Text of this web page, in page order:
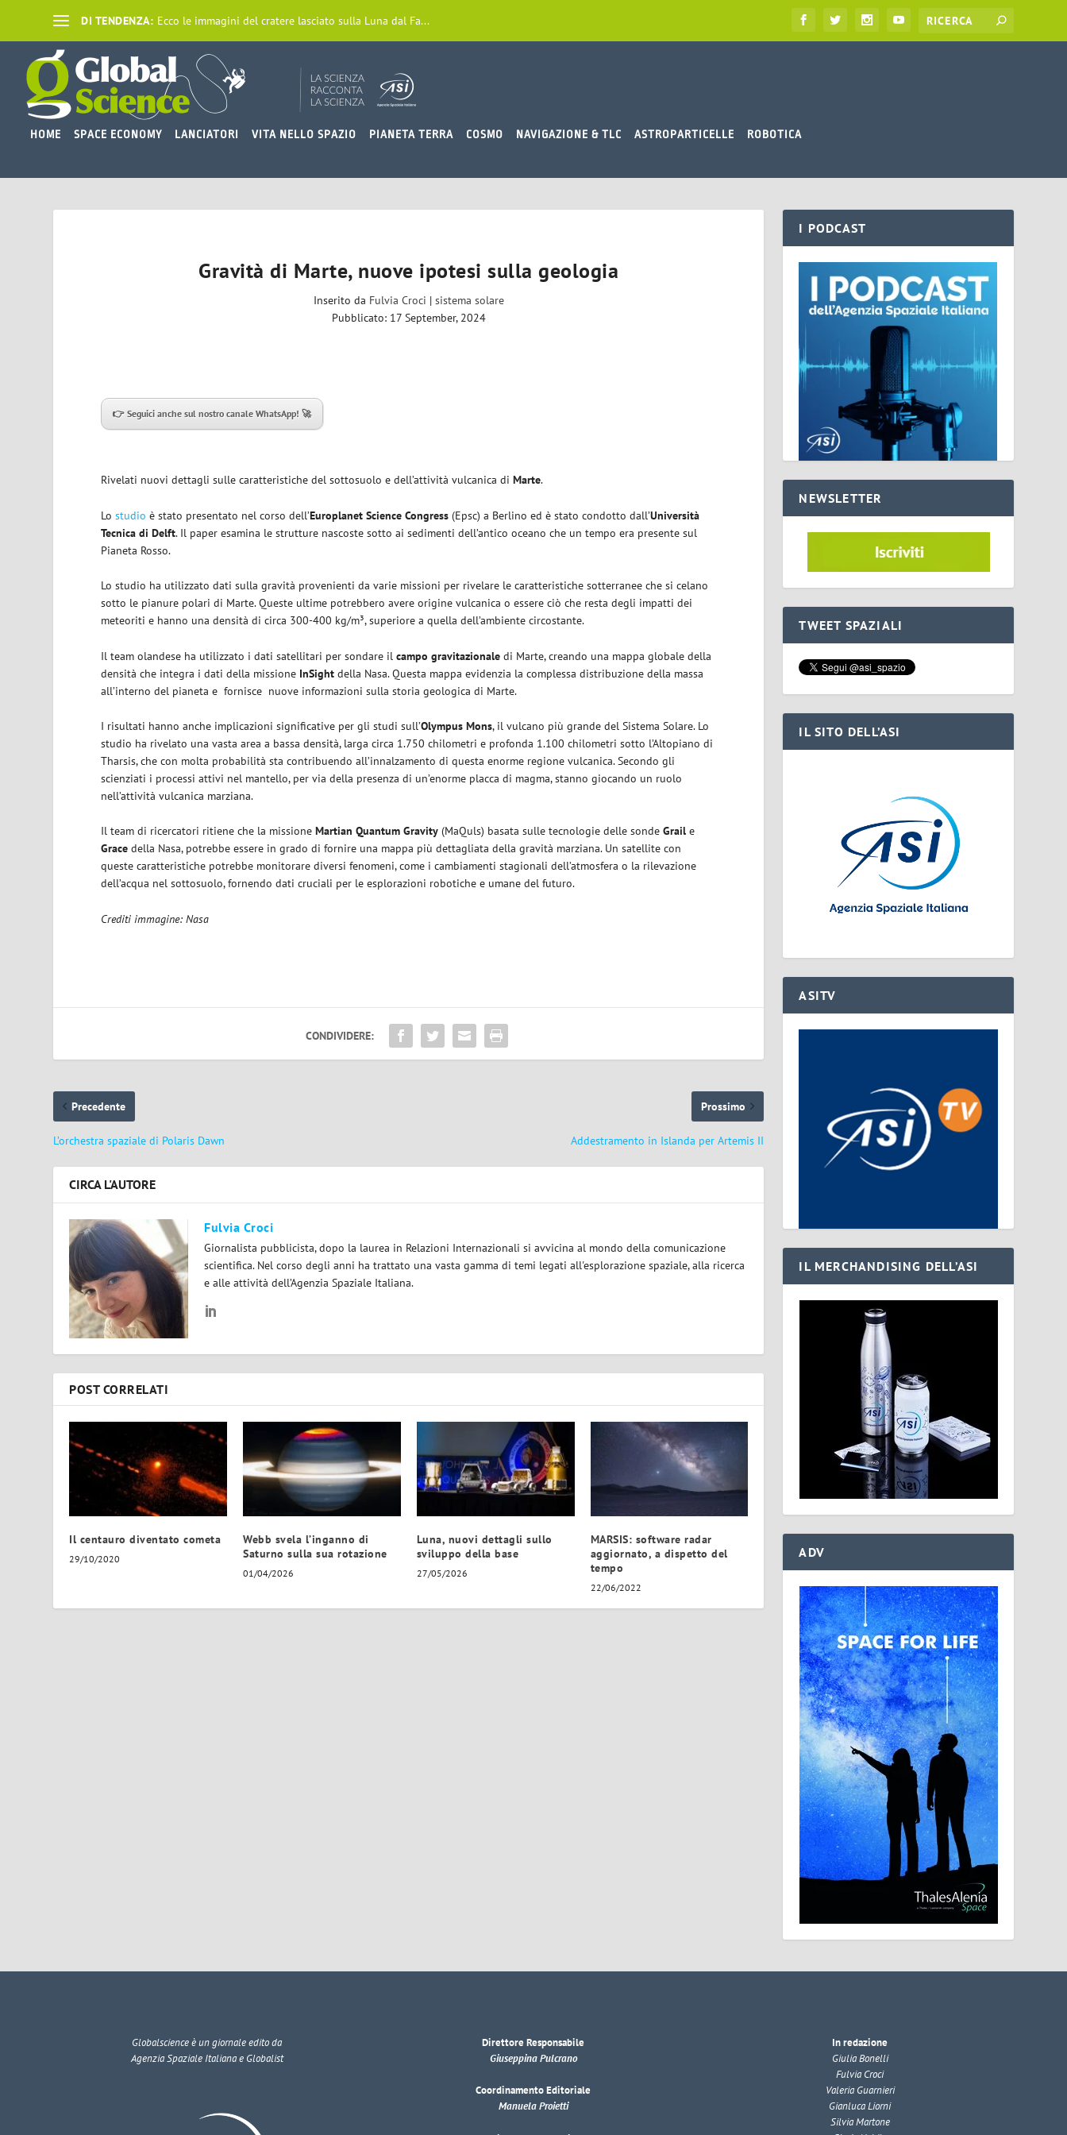
DI TENDENZA: Ecco le immagini del cratere lasciato sulla Luna dal Fa...
HOME SPACE ECONOMY LANCIATORI VITA NELLO SPAZIO PIANETA TERRA COSMO NAVIGAZIONE & TLC ASTROPARTICELLE ROBOTICA
Gravità di Marte, nuove ipotesi sulla geologia
Inserito da Fulvia Croci | sistema solare
Pubblicato: 17 September, 2024
👉 Seguici anche sul nostro canale WhatsApp! 🚀
Rivelati nuovi dettagli sulle caratteristiche del sottosuolo e dell’attività vulcanica diMarte.
Lostudio è stato presentato nel corso dell’Europlanet Science Congress (Epsc) a Berlino ed è stato condotto dall’Università
Tecnica di Delft. Il paper esamina le strutture nascoste sotto ai sedimenti dell’antico oceano che un tempo era presente sul
Pianeta Rosso.
Lo studio ha utilizzato dati sulla gravità provenienti da varie missioni per rivelare le caratteristiche sotterranee che si celano
sotto le pianure polari di Marte. Queste ultime potrebbero avere origine vulcanica o essere ciò che resta degli impatti dei
meteoriti e hanno una densità di circa 300-400 kg/m³, superiore a quella dell’ambiente circostante.
Il team olandese ha utilizzato i dati satellitari per sondare ilcampo gravitazionale di Marte, creando una mappa globale della
densità che integra i dati della missione InSight della Nasa. Questa mappa evidenzia la complessa distribuzione della massa
all’interno del pianeta e fornisce nuove informazioni sulla storia geologica di Marte.
I risultati hanno anche implicazioni significative per gli studi sull’Olympus Mons, il vulcano più grande del Sistema Solare. Lo
studio ha rivelato una vasta area a bassa densità, larga circa 1.750 chilometri e profonda 1.100 chilometri sotto l’Altopiano di
Tharsis, che con molta probabilità sta contribuendo all’innalzamento di questa enorme regione vulcanica. Secondo gli
scienziati i processi attivi nel mantello, per via della presenza di un’enorme placca di magma, stanno giocando un ruolo
nell’attività vulcanica marziana.
Il team di ricercatori ritiene che la missioneMartian Quantum Gravity (MaQuls) basata sulle tecnologie delle sondeGrail e
Grace della Nasa, potrebbe essere in grado di fornire una mappa più dettagliata della gravità marziana. Un satellite con
queste caratteristiche potrebbe monitorare diversi fenomeni, come i cambiamenti stagionali dell’atmosfera o la rilevazione
dell’acqua nel sottosuolo, fornendo dati cruciali per le esplorazioni robotiche e umane del futuro.
Crediti immagine: Nasa
CONDIVIDERE:
Precedente
L’orchestra spaziale di Polaris Dawn
Prossimo
Addestramento in Islanda per Artemis II
CIRCA L'AUTORE
Fulvia Croci
Giornalista pubblicista, dopo la laurea in Relazioni Internazionali si avvicina al mondo della comunicazione
scientifica. Nel corso degli anni ha trattato una vasta gamma di temi legati all'esplorazione spaziale, alla ricerca
e alle attività dell’Agenzia Spaziale Italiana.
POST CORRELATI
Il centauro diventato cometa
29/10/2020
Webb svela l’inganno di
Saturno sulla sua rotazione
01/04/2026
Luna, nuovi dettagli sullo
sviluppo della base
27/05/2026
MARSIS: software radar
aggiornato, a dispetto del
tempo
22/06/2022
I PODCAST
NEWSLETTER
TWEET SPAZIALI
IL SITO DELL’ASI
ASITV
IL MERCHANDISING DELL’ASI
ADV
Globalscienceè un giornale edito da
Agenzia Spaziale Italiana e Globalist
Direttore Responsabile
Giuseppina Pulcrano
Coordinamento Editoriale
Manuela Proietti
In redazione
Giulia Bonelli
Fulvia Croci
Valeria Guarnieri
Gianluca Liorni
Silvia Martone